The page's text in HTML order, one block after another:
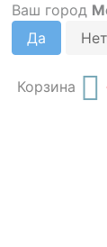
Ваш город
Корзина